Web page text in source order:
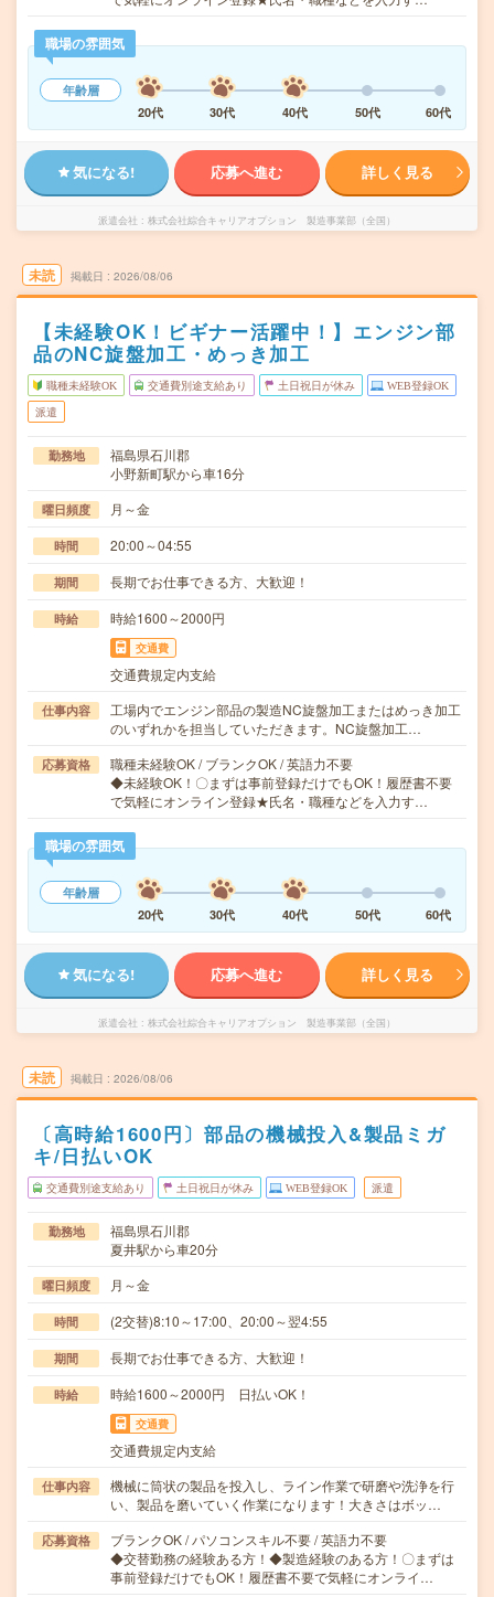
職場の雰囲気
年齢層
20代
30代 40代 50代 60代
気になる! 応募へ進む 詳しく見る
派遣会社 株式会社綜合キャリアオプション 製造事業部（全国）
未読 掲載日 2026/08/06
【未経験OK！ビギナー活躍中！】エンジン部
品のNC旋盤加工・めっき加工
職種未経験OK 交通費別途支給あり 土日祝日が休み WEB登録OK
派遣
勤務地
福島県石川郡
小野新町駅から車16分
曜日頻度 月～金
時間 20:00～04:55
期間 長期でお仕事できる方、大歓迎！
時給 時給1600～2000円
交通費
交通費規定内支給
仕事内容
工場内でエンジン部品の製造NC旋盤加工またはめっき加工
のいずれかを担当していただきます。NC旋盤加工…
応募資格
職種未経験OK / ブランクOK / 英語力不要
◆未経験OK！〇まずは事前登録だけでもOK！履歴書不要
で気軽にオンライン登録★氏名・職種などを入力す…
職場の雰囲気
年齢層
20代
30代 40代 50代 60代
気になる! 応募へ進む 詳しく見る
派遣会社 株式会社綜合キャリアオプション 製造事業部（全国）
未読 掲載日 2026/08/06
〔高時給1600円〕部品の機械投入&製品ミガ
キ/日払いOK
交通費別途支給あり 土日祝日が休み WEB登録OK 派遣
勤務地
福島県石川郡
夏井駅から車20分
曜日頻度 月～金
時間 (2交替)8:10～17:00、20:00～翌4:55
期間 長期でお仕事できる方、大歓迎！
時給 時給1600～2000円 日払いOK！
交通費
交通費規定内支給
仕事内容
機械に筒状の製品を投入し、ライン作業で研磨や洗浄を行
い、製品を磨いていく作業になります！大きさはボッ…
応募資格
ブランクOK / パソコンスキル不要 / 英語力不要
◆交替勤務の経験ある方！◆製造経験のある方！〇まずは
事前登録だけでもOK！履歴書不要で気軽にオンライ…